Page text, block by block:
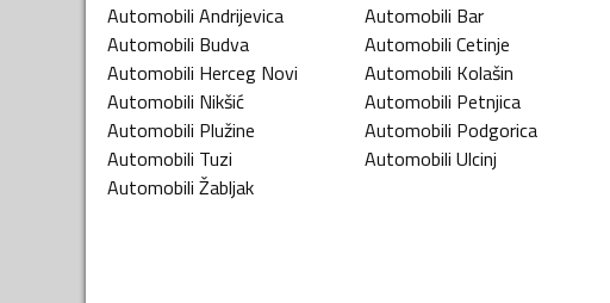
Automobili Andrijevica Automobili Bar
Automobili Budva Automobili Cetinje
Automobili Herceg Novi Automobili Kolašin
Automobili Nikšić Automobili Petnjica
Automobili Plužine Automobili Podgorica
Automobili Tuzi Automobili Ulcinj
Automobili Žabljak